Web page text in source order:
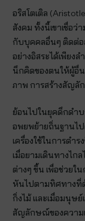
อริสโตเติล
สังคม ทั้งนี้เขาเชื่อ
กับบุคคลอื่นๆ ติดต่อ
อย่างอิสระได้เพียง
นึกคิดของตนให้ผู้อื่น
ภาพ การสร้างสัญลั
ย้อนไปในยุคดึกดำบ
อพยพย้ายถิ่นฐานไ
เครื่องใช้ในการดำ
เมื่อยามเดินทางไก
ต่างๆ ขึ้น เพื่อช่วยใ
หันไปตามทิศทางที่ต้
กิ่งไม้ และเมื่อมนุษ
สัญลักษณ์ของความเ